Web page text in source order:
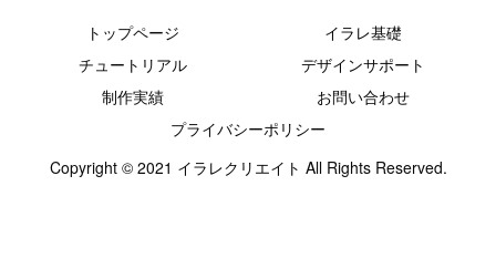
トップページ
イラレ基礎
チュートリアル
デザインサポート
制作実績
お問い合わせ
プライバシーポリシー
Copyright © 2021 イラレクリエイト All Rights Reserved.